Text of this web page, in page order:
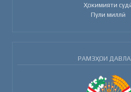
Ҳокимияти
Пули миллӣ
РАМЗҲОИ